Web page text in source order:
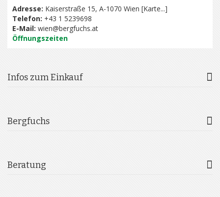
Adresse: Kaiserstraße 15, A-1070 Wien [Karte...]
Telefon: +43 1 5239698
E-Mail: wien@bergfuchs.at
Öffnungszeiten
Infos zum Einkauf
Bergfuchs
Beratung